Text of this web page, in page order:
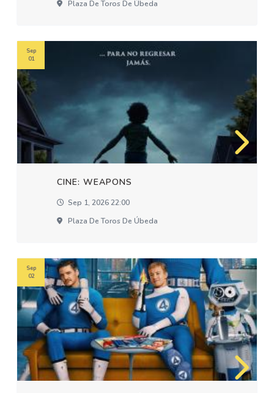
Plaza De Toros De Úbeda
CINE: WEAPONS
Sep 1, 2026 22:00
Plaza De Toros De Úbeda
Sep
01
Sep
02